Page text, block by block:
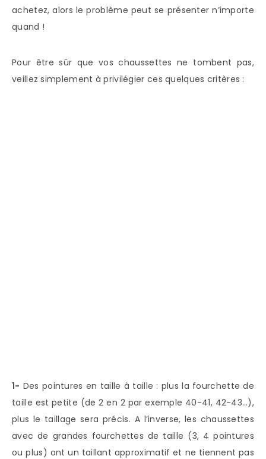
achetez, alors le problème peut se présenter n’importe
quand !
Pour être sûr que vos chaussettes ne tombent pas,
veillez simplement à privilégier ces quelques critères :
1- Des pointures en taille à taille : plus la fourchette de
taille est petite (de 2 en 2 par exemple 40-41, 42-43…),
plus le taillage sera précis. A l’inverse, les chaussettes
avec de grandes fourchettes de taille (3, 4 pointures
ou plus) ont un taillant approximatif et ne tiennent pas